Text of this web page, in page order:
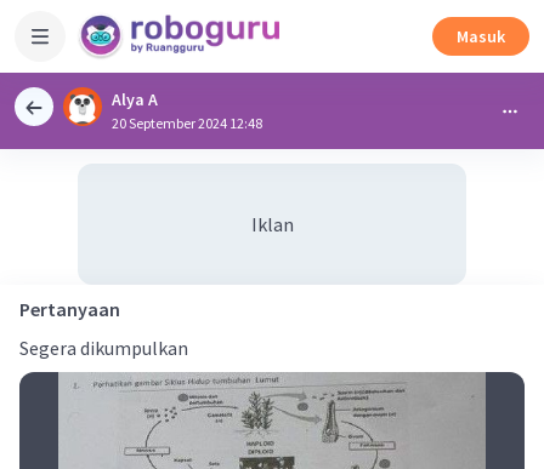
Masuk
Alya A
20 September 2024 12:48
Iklan
Pertanyaan
Segera dikumpulkan